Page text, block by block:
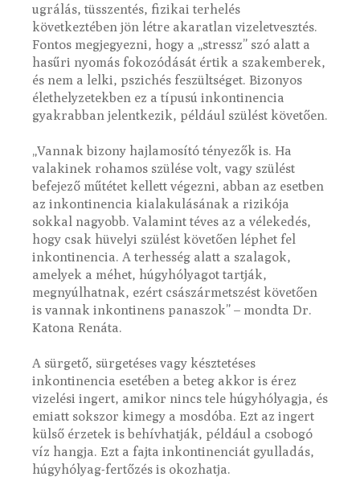
ugrálás, tüsszentés, fizikai terhelés
következtében jön létre akaratlan vizeletvesztés.
Fontos megjegyezni, hogy a „stressz” szó alatt a
hasűri nyomás fokozódását értik a szakemberek,
és nem a lelki, pszichés feszültséget. Bizonyos
élethelyzetekben ez a típusú inkontinencia
gyakrabban jelentkezik, például szülést követően.
„Vannak bizony hajlamosító tényezők is. Ha
valakinek rohamos szülése volt, vagy szülést
befejező műtétet kellett végezni, abban az esetben
az inkontinencia kialakulásának a rizikója
sokkal nagyobb. Valamint téves az a vélekedés,
hogy csak hüvelyi szülést követően léphet fel
inkontinencia. A terhesség alatt a szalagok,
amelyek a méhet, húgyhólyagot tartják,
megnyúlhatnak, ezért császármetszést követően
is vannak inkontinens panaszok” – mondta Dr.
Katona Renáta.
A sürgető, sürgetéses vagy késztetéses
inkontinencia esetében a beteg akkor is érez
vizelési ingert, amikor nincs tele húgyhólyagja, és
emiatt sokszor kimegy a mosdóba. Ezt az ingert
külső érzetek is behívhatják, például a csobogó
víz hangja. Ezt a fajta inkontinenciát gyulladás,
húgyhólyag-fertőzés is okozhatja.